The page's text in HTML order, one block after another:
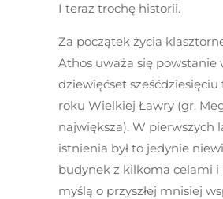
I teraz trochę historii.
Za początek życia
Athos uważa się powstanie
dziewięćset
roku Wielkiej Ławry (gr.
największa). W pierwszych
istnienia był to jedynie
budynek z kilkoma celami i
myślą o przyszłej mnisiej